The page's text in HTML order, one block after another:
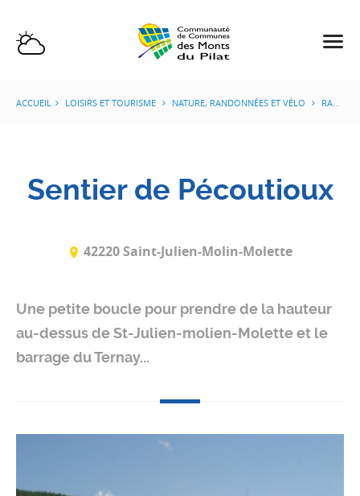
ACCUEIL LOISIRS ET TOURISME NATURE, RANDONNÉES ET VÉLO RANDONNÉES ET VÉLO
Sentier de Pécoutioux
42220 Saint-Julien-Molin-Molette
Une petite boucle pour prendre de la hauteur
au-dessus de St-Julien-molien-Molette et le
barrage du Ternay...